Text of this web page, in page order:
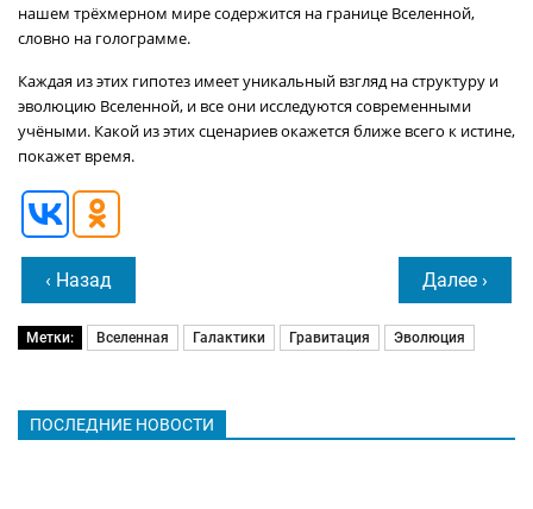
нашем трёхмерном мире содержится на границе Вселенной,
словно на голограмме.
Каждая из этих гипотез имеет уникальный взгляд на структуру и
эволюцию Вселенной, и все они исследуются современными
учёными. Какой из этих сценариев окажется ближе всего к истине,
покажет время.
‹ Назад Далее ›
Метки: Вселенная Галактики Гравитация Эволюция
ПОСЛЕДНИЕ НОВОСТИ